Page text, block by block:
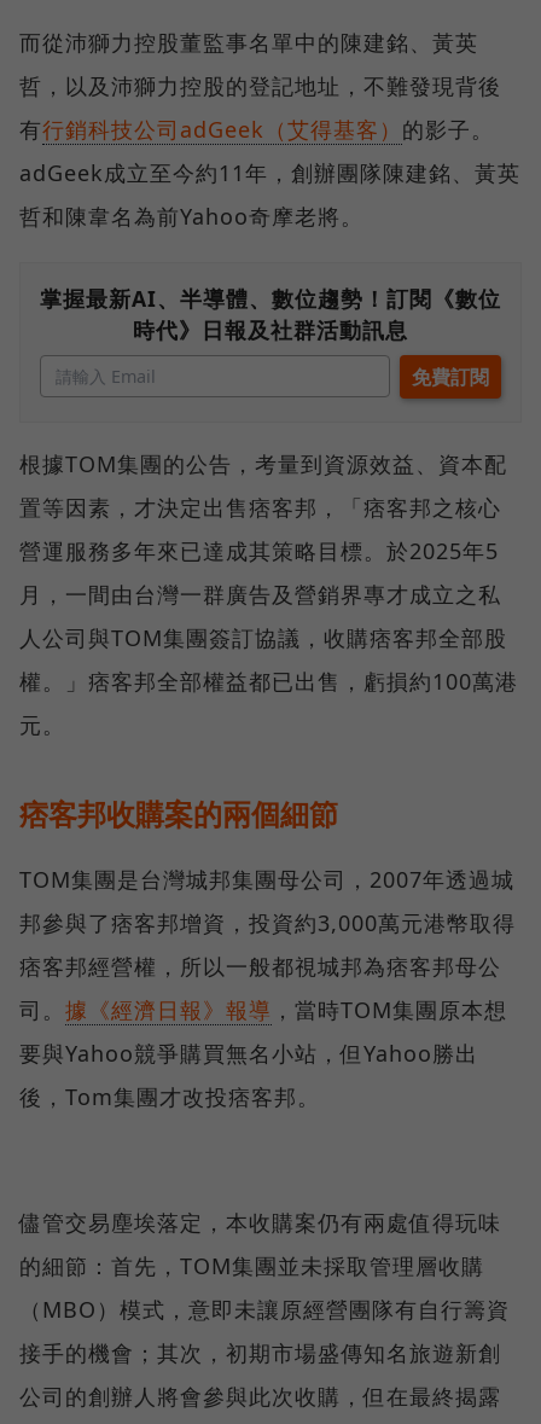
而從沛獅力控股董監事名單中的陳建銘、黃英
哲，以及沛獅力控股的登記地址，不難發現背後
有行銷科技公司adGeek（艾得基客） 的影子。
adGeek成立至今約11年，創辦團隊陳建銘、黃英
哲和陳韋名為前Yahoo奇摩老將。
掌握最新AI、半導體、數位趨勢！訂閱《數位
時代》日報及社群活動訊息
根據TOM集團的公告，考量到資源效益、資本配
置等因素，才決定出售痞客邦，「痞客邦之核心
營運服務多年來已達成其策略目標。於2025年5
月，一間由台灣一群廣告及營銷界專才成立之私
人公司與TOM集團簽訂協議，收購痞客邦全部股
權。」痞客邦全部權益都已出售，虧損約100萬港
元。
痞客邦收購案的兩個細節
TOM集團是台灣城邦集團母公司，2007年透過城
邦參與了痞客邦增資，投資約3,000萬元港幣取得
痞客邦經營權，所以一般都視城邦為痞客邦母公
司。 據《經濟日報》報導 ，當時TOM集團原本想
要與Yahoo競爭購買無名小站，但Yahoo勝出
後，Tom集團才改投痞客邦。
儘管交易塵埃落定，本收購案仍有兩處值得玩味
的細節：首先，TOM集團並未採取管理層收購
（MBO）模式，意即未讓原經營團隊有自行籌資
接手的機會；其次，初期市場盛傳知名旅遊新創
公司的創辦人將會參與此次收購，但在最終揭露